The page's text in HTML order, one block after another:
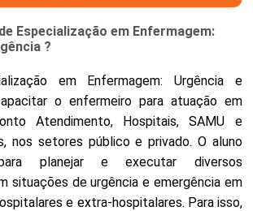
Especialização em Enfermagem:
?
em Enfermagem: Urgência e
o enfermeiro para atuação em
Atendimento, Hospitais, SAMU e
nos setores público e privado. O aluno
planejar e executar diversos
situações de urgência e emergência em
e extra-hospitalares. Para isso,